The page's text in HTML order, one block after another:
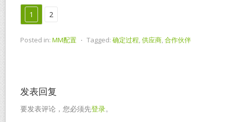
1 2
Posted in: MM配置 ⋅ Tagged: 确定过程,供应商,合作伙伴
发表回复
要发表评论，您必须先登录。